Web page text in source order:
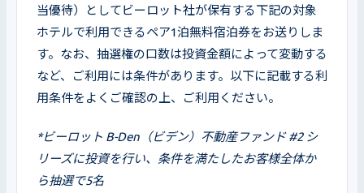
当優待）としてビーロット社が保有する下記の対象
ホテルで利用できるペア1泊無料宿泊券をお送りしま
す。なお、抽選権の口数は投資金額によって変動する
など、ご利用には条件があります。以下に記載する利
用条件をよくご確認の上、ご利用ください。
*ビーロット B-Den（ビデン）不動産ファンド #2 シ
リーズに投資を行い、条件を満たしたお客様全体か
ら抽選で5名